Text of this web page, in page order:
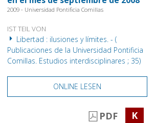
2009 - Universidad Pontificia Comillas
IST TEIL VON
Libertad : ilusiones y límites. - (
Publicaciones de la Universidad Pontificia
Comillas. Estudios interdisciplinares ; 35)
ONLINE LESEN
PDF K